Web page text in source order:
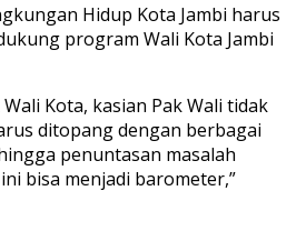
Hidup Kota Jambi harus
program Wali Kota Jambi
Kota, kasian Pak Wali tidak
ditopang dengan berbagai
penuntasan masalah
bisa menjadi barometer,”